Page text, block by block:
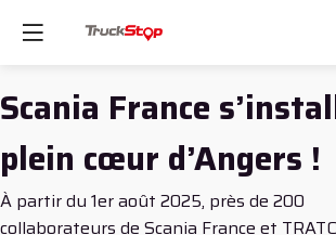
Scania France
plein cœur d’Angers !
À partir du 1er août 2025, près de 200
collaborateurs de Scania France et